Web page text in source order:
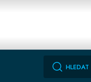
HLEDAT